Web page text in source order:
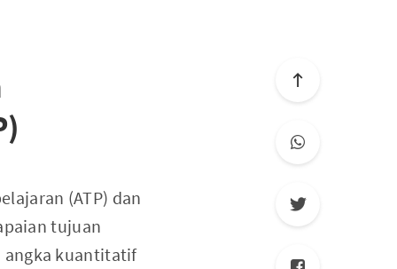
(ATP) dan
tujuan
angka kuantitatif